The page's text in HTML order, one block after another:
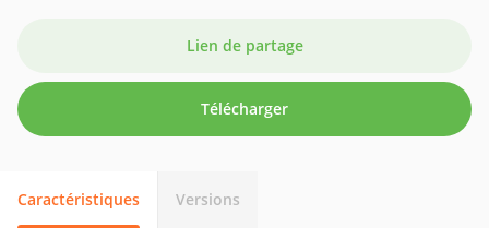
Lien de partage
Télécharger
Caractéristiques Versions